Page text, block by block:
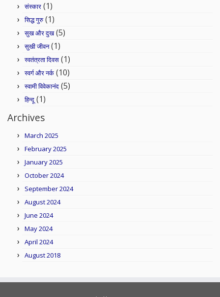
संस्कार (1)
सिद्ध गुरु(1)
सुख और दुख(5)
सुखी जीवन(1)
स्वतंत्रता दिवस (1)
स्वर्ग और नर्क (10)
स्वामी विवेकानंद (5)
हिन्दू (1)
Archives
March 2025
February 2025
January 2025
October 2024
September 2024
August 2024
June 2024
May 2024
April 2024
August 2018